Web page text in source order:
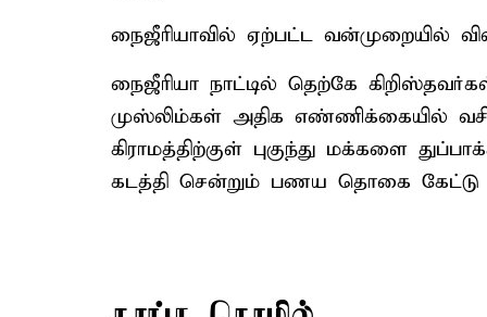
நைஜீரியாவில் ஏற்பட்ட வன்முறையில்
நைஜீரியா நாட்டில் தெற்கே
முஸ்லிம்கள் அதிக எண்ணிக்கையில்
கிராமத்திற்குள் புகுந்து மக்களை
கடத்தி சென்றும் பணய தொகை கேட்டு